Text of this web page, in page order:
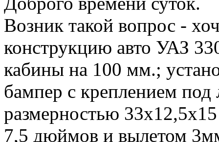
Возник такой вопрос -
конструкцию авто УАЗ
кабины на 100 мм.;
бампер с креплением под
размерностью
7,5 дюймов и вылетом